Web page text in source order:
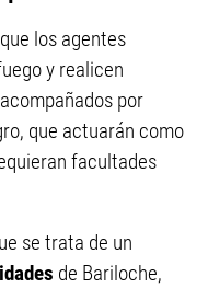
los agentes
y realicen
por
que actuarán como
facultades
se trata de un
de Bariloche,